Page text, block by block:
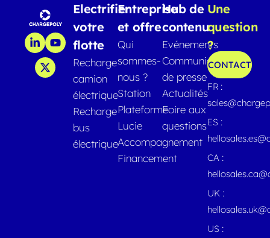
Electrifier
votre
flotte
Recharge
camion
électrique
Recharge
bus
électrique
Entreprise
et offre
Qui
sommes-
nous ?
Station
Plateforme
Lucie
Accompagnement
Financement
Hub de
contenu
Evénements
Communiqués
de presse
Actualités
Foire aux
questions
Une
question
?
CONTACT
FR :
ES :
CA :
UK :
US :